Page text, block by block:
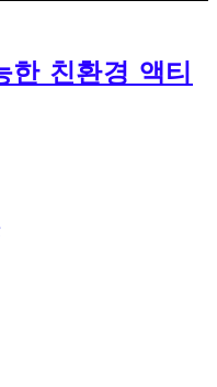
친환경 액티